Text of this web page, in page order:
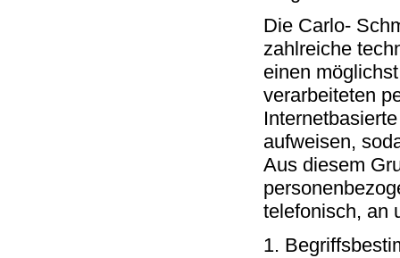
Die Carlo-
zahlreiche
einen
verarbeiteten
aufweisen,
Aus diesem
telefonisch, an
1.